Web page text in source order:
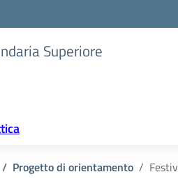
Superiore
Progetto di orientamento